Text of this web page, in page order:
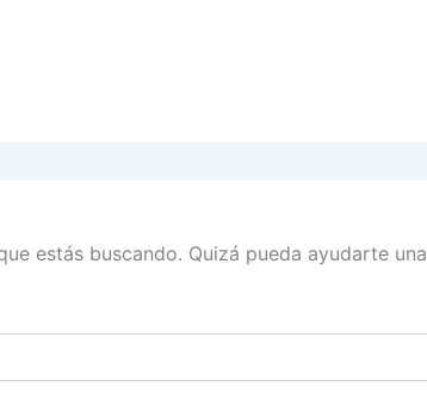
estás buscando. Quizá pueda ayudarte una